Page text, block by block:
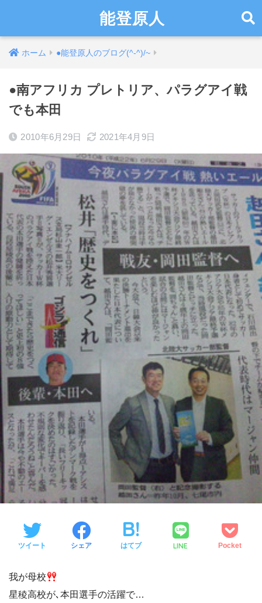
能登原人
ホーム ●能登原人のブログ(^-^)/~
●南アフリカ プレトリア、パラグアイ戦
でも本田
2010年6月29日 2021年4月9日
ツイート シェア はてブ LINE Pocket
我が母校
星稜高校が､本田選手の活躍で…